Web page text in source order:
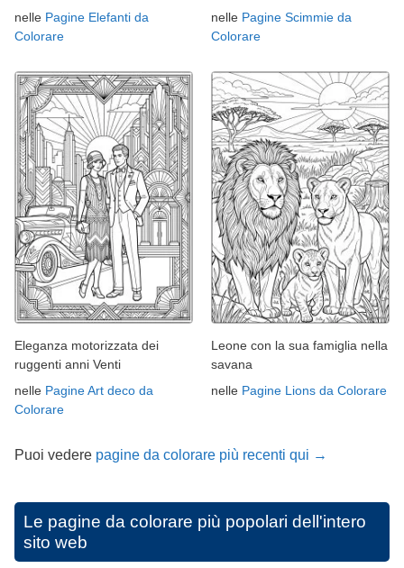
nelle Pagine Elefanti da
Colorare
nelle Pagine Scimmie da
Colorare
Eleganza motorizzata dei
ruggenti anni Venti
nelle Pagine Art deco da
Colorare
Leone con la sua famiglia nella
savana
nelle Pagine Lions da Colorare
Puoi vedere pagine da colorare più recenti qui →
Le pagine da colorare più popolari dell'intero
sito web